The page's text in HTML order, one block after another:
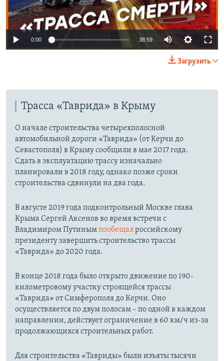
Auto 270p 360p 404p
720p 1080p
0:00 38:59
270p
404p
Загрузить
Трасса «Таврида» в Крыму
О начале строительства четырехполосной
автомобильной дороги «Таврида» (от Керчи до
Севастополя) в Крыму сообщили в мае 2017 года.
Сдать в эксплуатацию трассу изначально
планировали в 2018 году, однако позже сроки
строительства сдвинули на два года.
В августе 2019 года подконтрольный Москве глава
Крыма Сергей Аксенов во время встречи с
Владимиром Путинымпообещалроссийскому
президенту завершить строительство трассы
«Таврида» до 2020 года.
В конце 2018 года было открыто движение по 190-
километровому участку строящейся трассы
«Таврида» от Симферополя до Керчи. Оно
осуществляется по двум полосам – по одной в каждом
направлении, действует ограничение в 60 км/ч из-за
продолжающихся строительных работ.
Для строительства «Тавриды» были изъяты тысячи